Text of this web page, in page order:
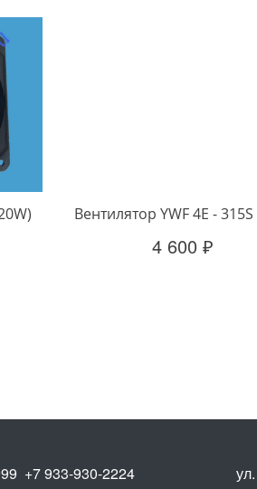
Вентилятор YWF 4E -
4 600 ₽
+7 933-930-2224